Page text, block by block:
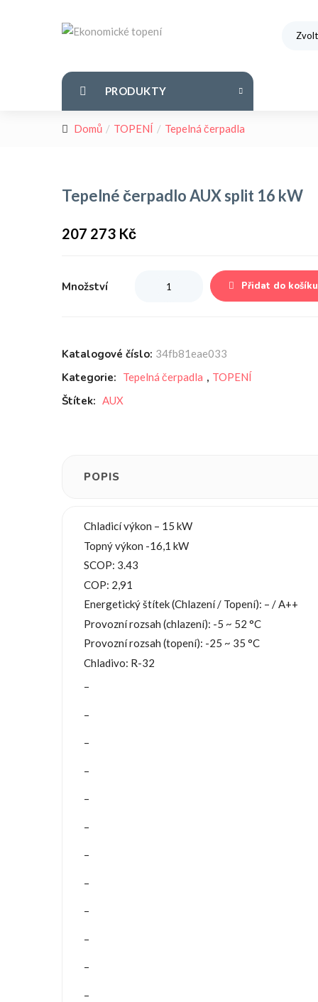
PRODUKTY
Domů TOPENÍ Tepelná čerpadla
Tepelné čerpadlo AUX split 16 kW
207 273 Kč
Množství Přidat do košíku
Katalogové číslo: 34fb81eae033
Kategorie: Tepelná čerpadla , TOPENÍ
Štítek: AUX
POPIS
Chladicí výkon – 15 kW
Topný výkon -16,1 kW
SCOP: 3.43
COP: 2,91
Energetický štítek (Chlazení / Topení): – / A++
Provozní rozsah (chlazení): -5 ~ 52 °C
Provozní rozsah (topení): -25 ~ 35 °C
Chladivo: R-32
–
–
–
–
–
–
–
–
–
–
–
–